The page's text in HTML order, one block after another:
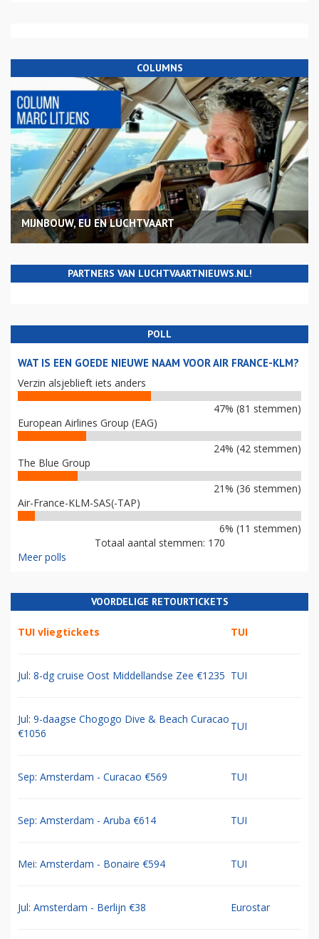
COLUMNS
MIJNBOUW, EU EN LUCHTVAART
PARTNERS VAN LUCHTVAARTNIEUWS.NL!
POLL
WAT IS EEN GOEDE NIEUWE NAAM VOOR AIR FRANCE-KLM?
Verzin alsjeblieft iets anders
47% (81 stemmen)
European Airlines Group (EAG)
24% (42 stemmen)
The Blue Group
21% (36 stemmen)
Air-France-KLM-SAS(-TAP)
6% (11 stemmen)
Totaal aantal stemmen: 170
Meer polls
VOORDELIGE RETOURTICKETS
TUI vliegtickets TUI
Jul: 8-dg cruise Oost Middellandse Zee €1235 TUI
Jul: 9-daagse Chogogo Dive & Beach Curacao
€1056
TUI
Sep: Amsterdam - Curacao €569 TUI
Sep: Amsterdam - Aruba €614 TUI
Mei: Amsterdam - Bonaire €594 TUI
Jul: Amsterdam - Berlijn €38 Eurostar